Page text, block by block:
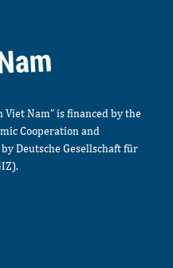
Viet Nam” is financed by the
Cooperation and
Deutsche Gesellschaft für